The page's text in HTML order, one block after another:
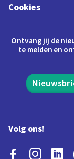
Cookies
Ontvang jij de
te melden en
Volg ons!